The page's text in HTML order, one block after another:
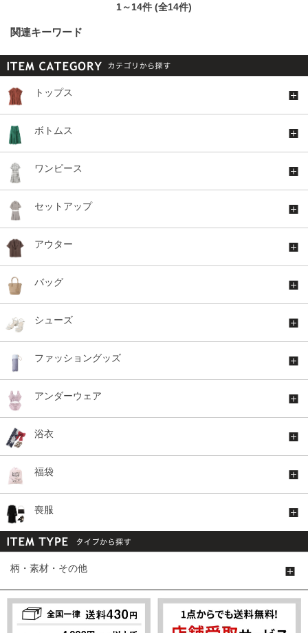
1～14件 (全14件)
関連キーワード
トップス
ボトムス
ワンピース
セットアップ
アウター
バッグ
シューズ
ファッショングッズ
アンダーウェア
浴衣
福袋
喪服
柄・素材・その他